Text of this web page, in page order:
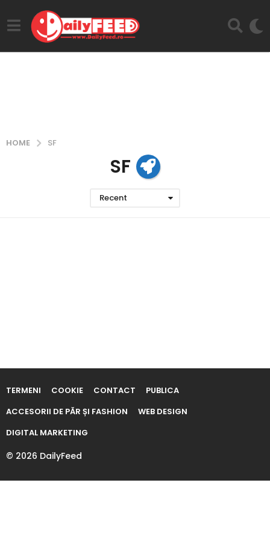
HOME SF
SF
Recent
TERMENI COOKIE CONTACT
PUBLICA
ACCESORII DE PĂR ȘI FASHION
WEB DESIGN
DIGITAL MARKETING
© 2026 DailyFeed